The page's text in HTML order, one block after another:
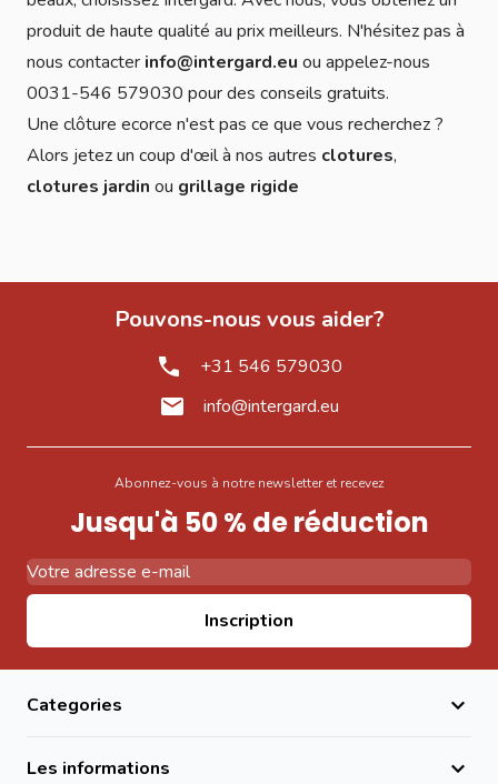
produit de haute qualité au prix meilleurs. N'hésitez pas à
nous contacter info@intergard.eu ou appelez-nous
0031-546 579030 pour des conseils gratuits.
Une clôture ecorce n'est pas ce que vous recherchez ?
Alors jetez un coup d'œil à nos autres clotures,
clotures jardin ou grillage rigide
Pouvons-nous vous aider?
+31 546 579030
info@intergard.eu
Abonnez-vous à notre newsletter et recevez
Jusqu'à 50 % de réduction
Inscription
Categories
Les informations